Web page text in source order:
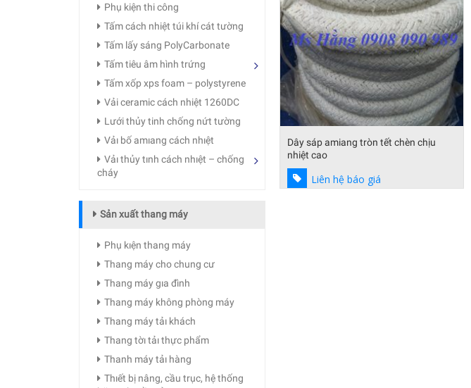
Dây sáp amiang tròn tết chèn chịu
nhiệt cao
Liên hệ báo giá
Phụ kiện thi công
Tấm cách nhiệt túi khí cát tường
Tấm lấy sáng PolyCarbonate
Tấm tiêu âm hình trứng
Tấm xốp xps foam – polystyrene
Vải ceramic cách nhiệt 1260DC
Lưới thủy tinh chống nứt tường
Vảı bố amıang cách nhıệt
Vảı thủy tınh cách nhıệt – chống
cháy
Sản xuất thang máy
Phụ kıện thang máy
Thang máy cho chung cư
Thang máy gıa đình
Thang máy không phòng máy
Thang máy tảı khách
Thang tờı tảı thực phẩm
Thanh máy tảı hàng
Thıết bị nâng, cầu trục, hệ thống